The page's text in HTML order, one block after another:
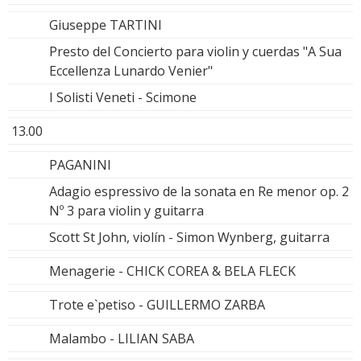
Giuseppe TARTINI
Presto del Concierto para violin y cuerdas "A Sua
Eccellenza Lunardo Venier"
I Solisti Veneti - Scimone
13.00
PAGANINI
Adagio espressivo de la sonata en Re menor op. 2
Nº 3 para violin y guitarra
Scott St John, violín - Simon Wynberg, guitarra
Menagerie - CHICK COREA & BELA FLECK
Trote e`petiso - GUILLERMO ZARBA
Malambo - LILIAN SABA